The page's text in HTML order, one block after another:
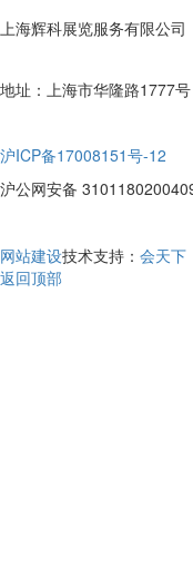
上海辉科展览服务有限公司
地址：上海市华隆路1777
沪ICP备17008151号-12
沪公网安备
网站建设技术支持： 会天下
返回顶部